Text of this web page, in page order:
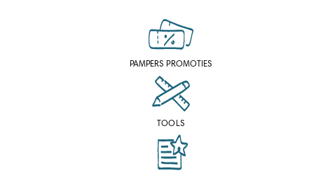
PAMPERS PROMOTIES
TOOLS